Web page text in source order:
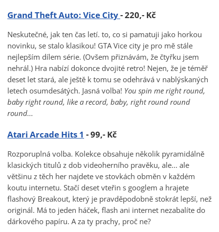
Grand Theft Auto: Vice City- 220,- Kč
Neskutečné, jak ten čas letí. to, co si pamatuji jako horkou
novinku, se stalo klasikou! GTA Vice city je pro mě stále
nejlepším dílem série. (Ovšem přiznávám, že čtyřku jsem
nehrál.) Hra nabízí dokonce dvojité retro! Nejen, že je téměř
deset let stará, ale ještě k tomu se odehrává v nablýskaných
letech osumdesátých. Jasná volba! You spin me right round,
baby right round, like a record, baby, right round round
round...
Atari Arcade Hits 1 - 99,- Kč
Rozporuplná volba. Kolekce obsahuje několik pyramidálně
klasických titulů z dob videoherního pravěku, ale... ale
většinu z těch her najdete ve stovkách obměn v každém
koutu internetu. Stačí deset vteřin s googlem a hrajete
flashový Breakout, který je pravděpodobně stokrát lepší, než
originál. Má to jeden háček, flash ani internet nezabalíte do
dárkového papíru. A za ty prachy, proč ne?